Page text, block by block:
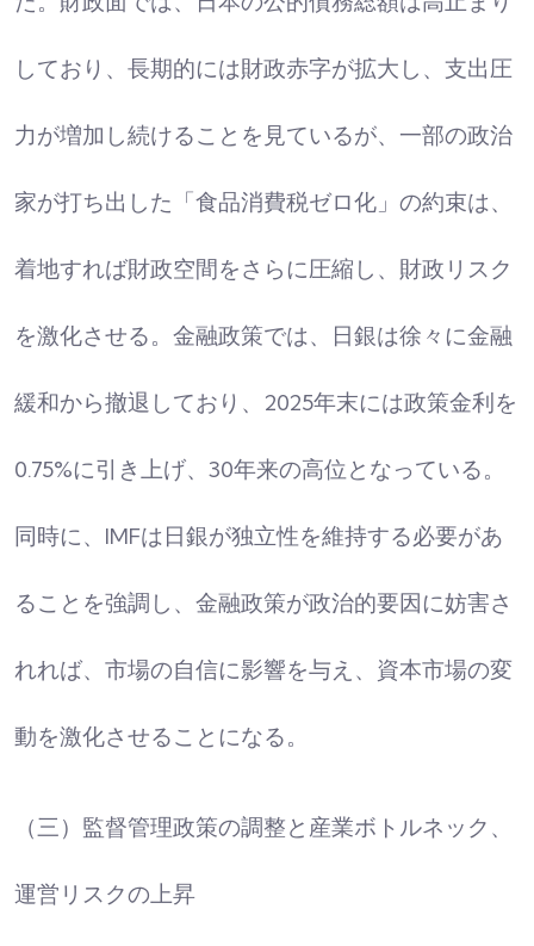
しており、長期的には財政赤字が拡大し、支出圧
力が増加し続けることを見ているが、一部の政治
家が打ち出した「食品消費税ゼロ化」の約束は、
着地すれば財政空間をさらに圧縮し、財政リスク
を激化させる。金融政策では、日銀は徐々に金融
緩和から撤退しており、2025年末には政策金利を
0.75%に引き上げ、30年来の高位となっている。
同時に、IMFは日銀が独立性を維持する必要があ
ることを強調し、金融政策が政治的要因に妨害さ
れれば、市場の自信に影響を与え、資本市場の変
動を激化させることになる。
（三）監督管理政策の調整と産業ボトルネック、
運営リスクの上昇